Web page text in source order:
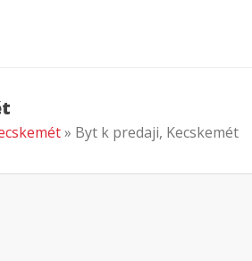
» Byt k predaji, Kecskemét